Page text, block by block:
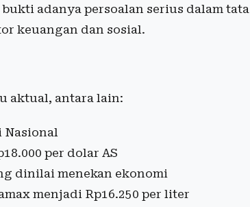
adanya persoalan serius dalam tata
keuangan dan sosial.
aktual, antara lain:
Nasional
per dolar AS
dinilai menekan ekonomi
menjadi Rp16.250 per liter